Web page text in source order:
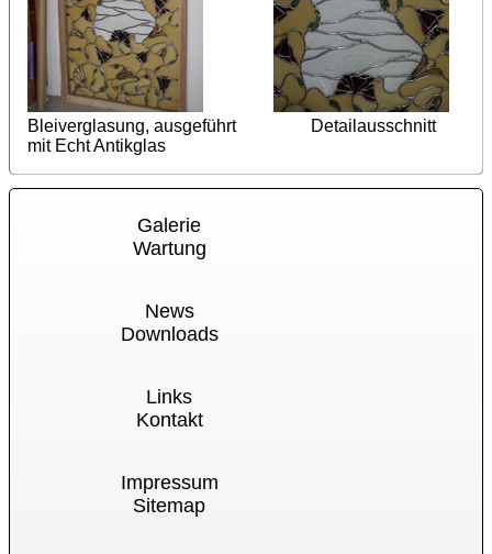
Bleiverglasung, ausgeführt Detailausschnitt
mit Echt Antikglas
Galerie
Wartung
News
Downloads
Links
Kontakt
Impressum
Sitemap